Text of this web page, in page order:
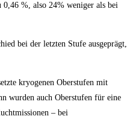
%, also 24% weniger als bei
bei der letzten Stufe ausgeprägt,
kryogenen Oberstufen mit
wurden auch Oberstufen für eine
– bei